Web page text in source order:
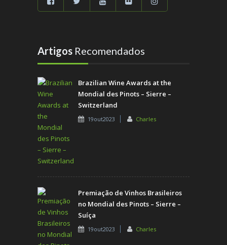
Artigos Recomendados
Brazilian Wine Awards at the
Mondial des Pinots – Sierre –
Switzerland
19out2023 Charles
Premiação de Vinhos Brasileiros
no Mondial des Pinots – Sierre –
Suíça
19out2023 Charles